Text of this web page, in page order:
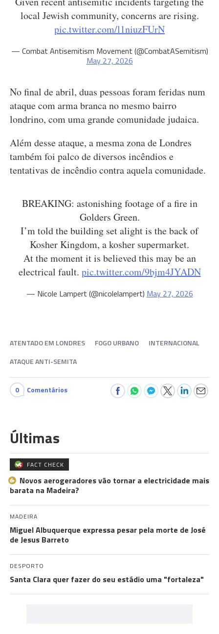
local Jewish community, concerns are rising.
pic.twitter.com/l1niuzFUrN
— Combat Antisemitism Movement (@CombatASemitism)
May 27, 2026
No final de abril, duas pessoas foram feridas num
ataque com arma branca no mesmo bairro
londrino, com uma grande comunidade judaica.
Além desse ataque, a mesma zona de Londres
também foi palco de diversos incêndios e
tentativas de incêndio contra aquela comunidade.
BREAKING: astonishing footage of a fire in
Golders Green.
I’m told the building set alight is the back of
Kosher Kingdom, a kosher supermarket.
At the moment it is believed this may be an
electrical fault. pic.twitter.com/9bjm4JYADN
— Nicole Lampert (@nicolelampert) May 27, 2026
ATENTADO EM LONDRES FOGO URBANO
INTERNACIONAL
ATAQUE ANTI-SEMITA
0 Comentários
Últimas
FACT CHECK
Novos aerogeradores vão tornar a electricidade mais
barata na Madeira?
MADEIRA
Miguel Albuquerque expressa pesar pela morte de José
de Jesus Barreto
DESPORTO
Santa Clara quer fazer do seu estádio uma "fortaleza"